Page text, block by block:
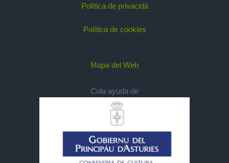
Política de privacidá
Política de cookies
Mapa del Web
Cola ayuda de